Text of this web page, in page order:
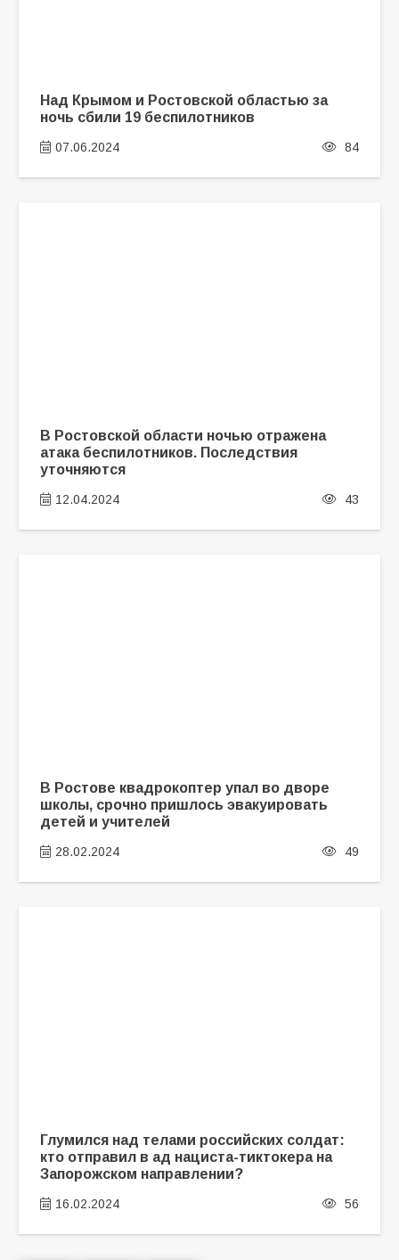
Над Крымом и Ростовской областью за
ночь сбили 19 беспилотников
07.06.2024 84
В Ростовской области ночью отражена
атака беспилотников. Последствия
уточняются
12.04.2024 43
В Ростове квадрокоптер упал во дворе
школы, срочно пришлось эвакуировать
детей и учителей
28.02.2024 49
Глумился над телами российских солдат:
кто отправил в ад нациста-тиктокера на
Запорожском направлении?
16.02.2024 56